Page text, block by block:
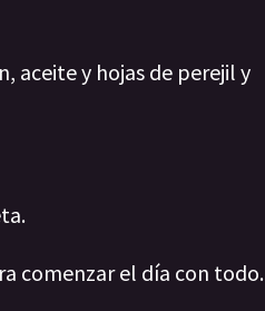
aceite y hojas de perejil y
comenzar el día con todo.